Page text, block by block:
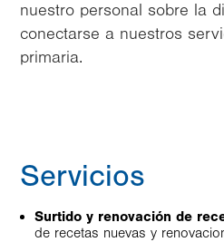
nuestro personal sobre la
conectarse a nuestros
primaria.
Servicios
Surtido y renovación de
de recetas nuevas y